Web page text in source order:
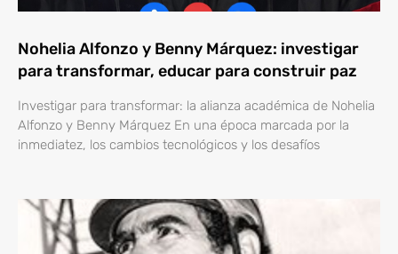
Nohelia Alfonzo y Benny Márquez: investigar
para transformar, educar para construir paz
Investigar para transformar: la alianza académica de Nohelia
Alfonzo y Benny Márquez En una época marcada por la
inmediatez, los cambios tecnológicos y los desafíos